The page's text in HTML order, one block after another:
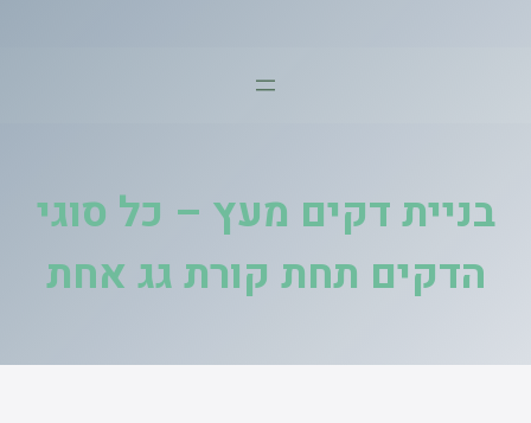
בניית דקים מעץ – כל סוגי
הדקים תחת קורת גג אחת